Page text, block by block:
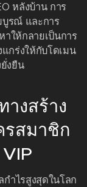
หลังบ้าน การ
บูรณ์ และการ
ให้กลายเป็นการ
กร่งให้กับโดเมน
งยืน
งสร้าง
รสมาชิก
ำไรสูงสุดในโลก